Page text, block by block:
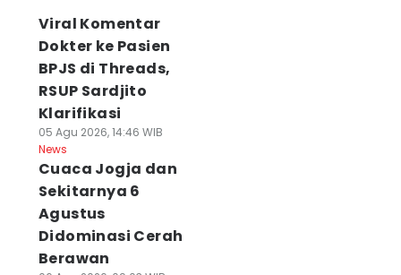
Viral Komentar
Dokter ke Pasien
BPJS di Threads,
RSUP Sardjito
Klarifikasi
05 Agu 2026, 14:46 WIB
News
Cuaca Jogja dan
Sekitarnya 6
Agustus
Didominasi Cerah
Berawan